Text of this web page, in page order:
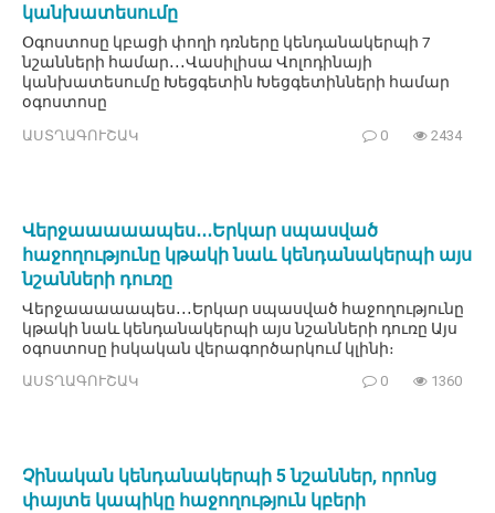
կանխատեսումը
Օգոստոսը կբացի փողի դռները կենդանակերպի 7
նշանների համար․․․Վասիլիսա Վոլոդինայի
կանխատեսումը Խեցգետին Խեցգետինների համար
օգոստոսը
ԱՍՏՂԱԳՈՒՇԱԿ 0 2434
Վերջաաաաապես․․․Երկար սպասված
հաջողությունը կթակի նաև կենդանակերպի այս
նշանների դուռը
Վերջաաաաապես․․․Երկար սպասված հաջողությունը
կթակի նաև կենդանակերպի այս նշանների դուռը Այս
օգոստոսը իսկական վերագործարկում կլինի։
ԱՍՏՂԱԳՈՒՇԱԿ 0 1360
Չինական կենդանակերպի 5 նշաններ, որոնց
փայտե կապիկը հաջողություն կբերի